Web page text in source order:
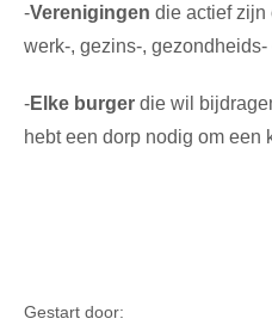
Gestart door:
-Verenigingen die actief zijn
werk-, gezins-,
-Elke burger die wil
hebt een dorp nodig om een